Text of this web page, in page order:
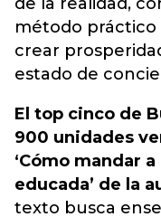
método práctico
crear
estado de
El top cinco de
900 unidades
‘Cómo mandar
educada’ de la
texto busca